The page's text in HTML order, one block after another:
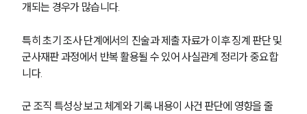
개되는 경우가 많습니다.
특히 초기 조사 단계에서의 진술과 제출 자료가 이후 징계 판단 및
군사재판 과정에서 반복 활용될 수 있어 사실관계 정리가 중요합
니다.
군 조직 특성상 보고 체계와 기록 내용이 사건 판단에 영향을 줄